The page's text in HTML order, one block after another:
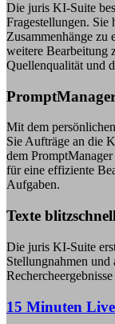
Die juris KI-Suite
Fragestellungen. Sie
Zusammenhänge zu
weitere Bearbeitung
Quellenqualität und
Mit dem
Sie Aufträge an die
dem
für eine effiziente
Aufgaben.
Texte
Die juris KI-Suite
Stellungnahmen und
15 Minuten